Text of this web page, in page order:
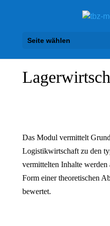
Seite wählen
Das Modul vermittelt
Logistikwirtschaft zu den
vermittelten Inhalte
Form einer theoretischen
bewertet.